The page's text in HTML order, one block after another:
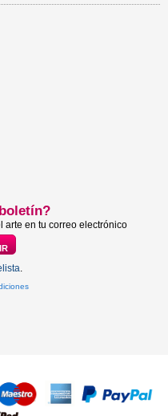
boletín?
arte en tu correo electrónico
.